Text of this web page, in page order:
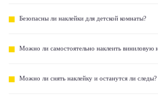
Безопасны ли наклейки для детской комнаты?
Можно ли самостоятельно наклеить виниловую
Можно ли снять наклейку и останутся ли следы?